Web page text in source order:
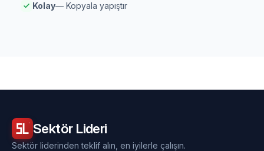
Kolay— Kopyala yapıştır
Sektör Lideri
Sektör liderinden teklif alın, en iyilerle çalışın.